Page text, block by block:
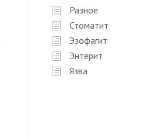
Разное
Стоматит
Эзофагит
Энтерит
Язва